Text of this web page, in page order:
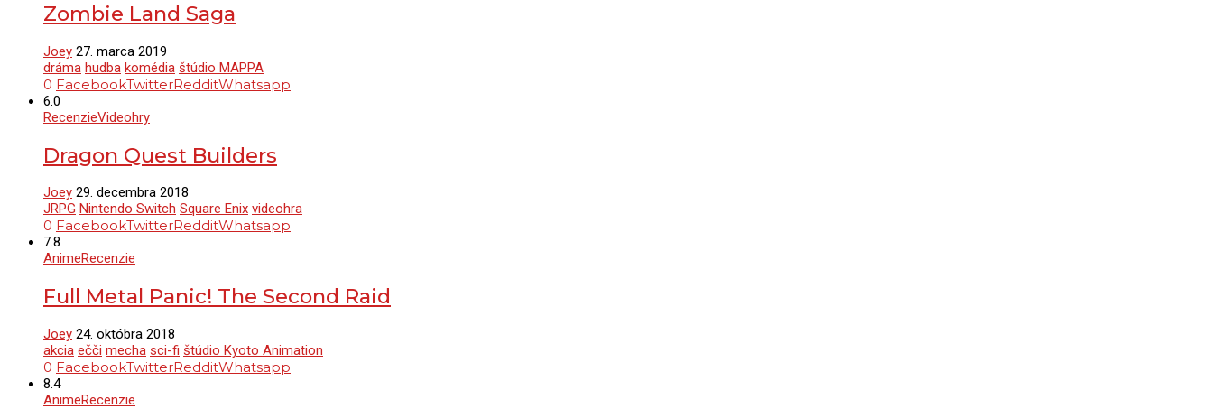
Zombie Land Saga
Joey 27. marca 2019
dráma hudba komédia štúdio MAPPA
0 FacebookTwitterRedditWhatsapp
6.0
RecenzieVideohry
Dragon Quest Builders
Joey 29. decembra 2018
JRPG Nintendo Switch Square Enix videohra
0 FacebookTwitterRedditWhatsapp
7.8
AnimeRecenzie
Full Metal Panic! The Second Raid
Joey 24. októbra 2018
akcia ečči mecha sci-fi štúdio Kyoto Animation
0 FacebookTwitterRedditWhatsapp
8.4
AnimeRecenzie